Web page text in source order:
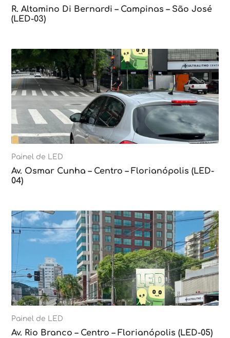
R. Altamino Di Bernardi – Campinas – São José
(LED-03)
Painel de LED
Av. Osmar Cunha – Centro – Florianópolis (LED-
04)
Painel de LED
Av. Rio Branco – Centro – Florianópolis (LED-05)